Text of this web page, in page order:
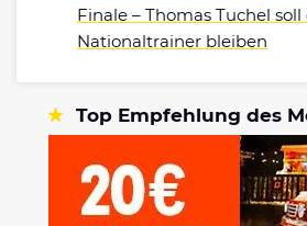
Finale – Thomas Tuchel
Nationaltrainer bleiben
Top Empfehlung des